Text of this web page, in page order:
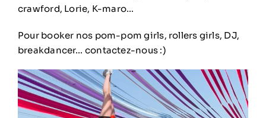
crawford, Lorie, K-maro…
Pour booker nos pom-pom girls, rollers girls, DJ,
breakdancer… contactez-nous :)